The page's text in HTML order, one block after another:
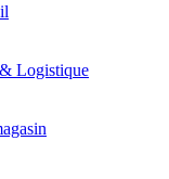
Logistique